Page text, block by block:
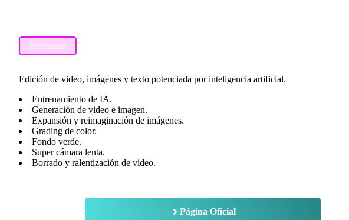
Freemium
Edición de video, imágenes y texto potenciada por inteligencia artificial.
Entrenamiento de IA.
Generación de video e imagen.
Expansión y reimaginación de imágenes.
Grading de color.
Fondo verde.
Super cámara lenta.
Borrado y ralentización de video.
Página Oficial